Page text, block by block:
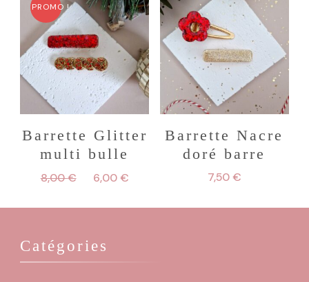
PROMO !
Barrette Glitter
multi bulle
8,00€
Le
initial
8,00 €.
6,00€
actuel
Barrette Nacre
doré barre
7,50€
Catégories